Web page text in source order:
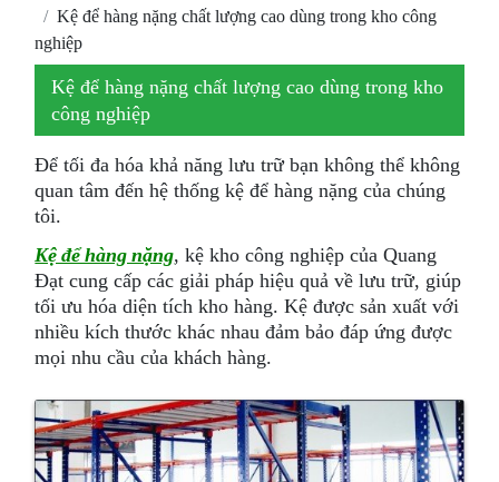
Kệ để hàng nặng chất lượng cao dùng trong kho công
nghiệp
Kệ để hàng nặng chất lượng cao dùng trong kho
công nghiệp
Để tối đa hóa khả năng lưu trữ bạn không thể không
quan tâm đến hệ thống kệ để hàng nặng của chúng
tôi.
Kệ để hàng nặng , kệ kho công nghiệp của Quang
Đạt cung cấp các giải pháp hiệu quả về lưu trữ, giúp
tối ưu hóa diện tích kho hàng. Kệ được sản xuất với
nhiều kích thước khác nhau đảm bảo đáp ứng được
mọi nhu cầu của khách hàng.